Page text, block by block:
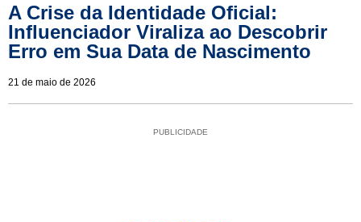
A Crise da Identidade Oficial:
Influenciador Viraliza ao Descobrir
Erro em Sua Data de Nascimento
21 de maio de 2026
PUBLICIDADE